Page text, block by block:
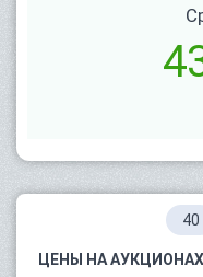
ЦЕНЫ НА АУКЦИОНАХ
40